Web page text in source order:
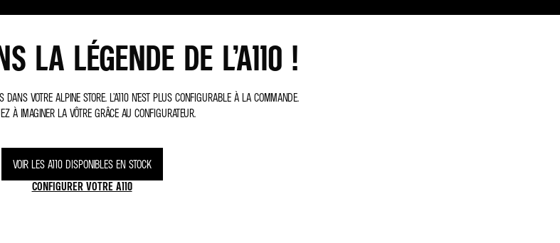
LA LÉGENDE DE L’A110 !
VOTRE ALPINE STORE. L’A110 N’EST PLUS CONFIGURABLE À LA COMMANDE.
À IMAGINER LA VÔTRE GRÂCE AU CONFIGURATEUR.
VOIR LES A110 DISPONIBLES EN STOCK
CONFIGURER VOTRE A110